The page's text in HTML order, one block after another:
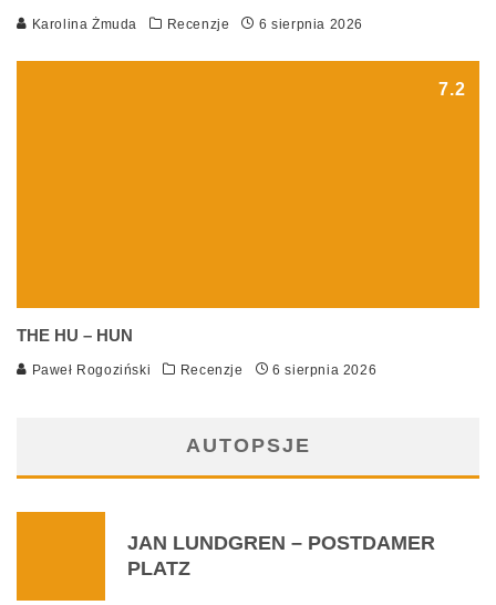
Karolina Żmuda Recenzje 6 sierpnia 2026
7.2
THE HU – HUN
Paweł Rogoziński Recenzje 6 sierpnia 2026
AUTOPSJE
JAN LUNDGREN – POSTDAMER
PLATZ